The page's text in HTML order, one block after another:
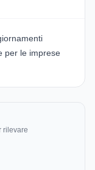
per le imprese
rilevare